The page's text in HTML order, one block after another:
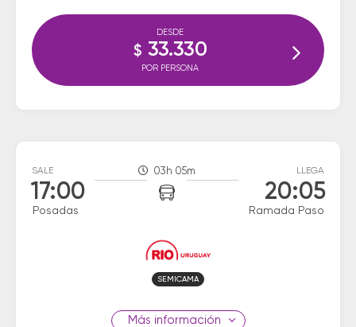
DESDE
$ 33.330
POR PERSONA
SALE
17:00
Posadas
03h 05m LLEGA
20:05
Ramada Paso
SEMICAMA
información